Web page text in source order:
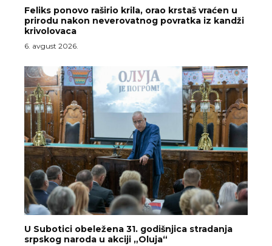
Feliks ponovo raširio krila, orao krstaš vraćen u
prirodu nakon neverovatnog povratka iz kandži
krivolovaca
6. avgust 2026.
U Subotici obeležena 31. godišnjica stradanja
srpskog naroda u akciji „Oluja“